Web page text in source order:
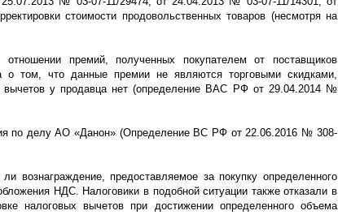
стоимости продовольственных товаров (несмотря на
премий, полученных покупателем от поставщиков
о том, что данные премии не являются торговыми скидками,
вычетов у продавца нет (определение ВАС РФ от 29.04.2014 №
по делу АО «Данон» (Определение ВС РФ от 22.06.2016 № 308-
вознаграждение, предоставляемое за покупку определенного
НДС. Налоговики в подобной ситуации также отказали в
налоговых вычетов при достижении определенного объема